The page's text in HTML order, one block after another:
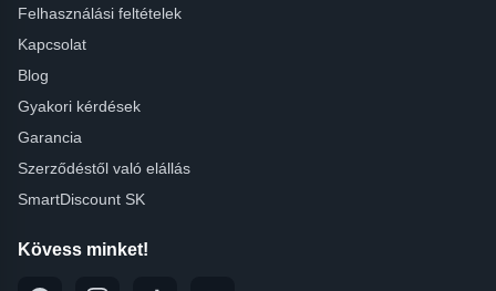
Felhasználási feltételek
Kapcsolat
Blog
Gyakori kérdések
Garancia
Szerződéstől való elállás
SmartDiscount SK
Kövess minket!